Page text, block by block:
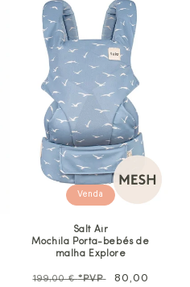
Venda
Salt Air
Mochila Porta-bebés de
malha Explore
Preço
199,00 €*PVP
Preço
80,00